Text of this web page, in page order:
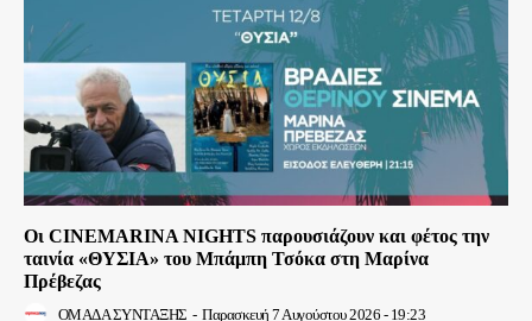
Οι CINEMARINA NIGHTS παρουσιάζουν και φέτος την
ταινία «ΘΥΣΙΑ» του Μπάμπη Τσόκα στη Μαρίνα
Πρέβεζας
ΟΜΑΔΑ ΣΥΝΤΑΞΗΣ - Παρασκευή 7 Αυγούστου 2026 - 19:23